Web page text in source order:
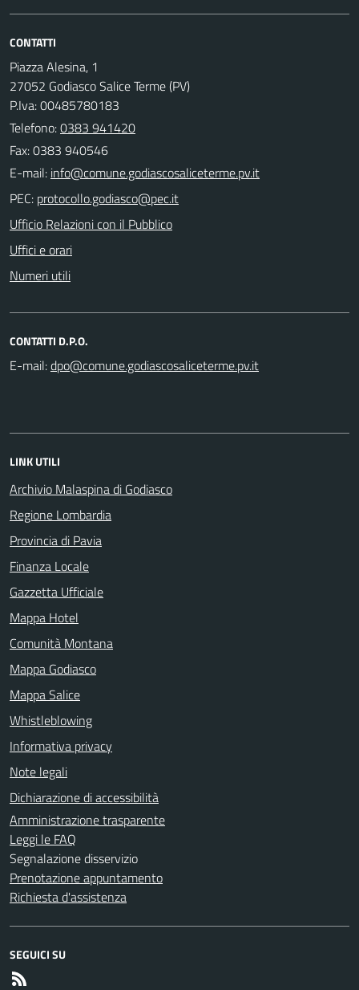
CONTATTI
Piazza Alesina, 1
27052 Godiasco Salice Terme (PV)
P.Iva: 00485780183
Telefono:0383 941420
Fax: 0383 940546
E-mail:
PEC:
Ufficio Relazioni con il Pubblico
Uffici e orari
Numeri utili
CONTATTI D.P.O.
E-mail:
LINK UTILI
Archivio Malaspina di Godiasco
Regione Lombardia
Provincia di Pavia
Finanza Locale
Gazzetta Ufficiale
Mappa Hotel
Comunità Montana
Mappa Godiasco
Mappa Salice
Whistleblowing
Informativa privacy
Note legali
Dichiarazione di accessibilità
Amministrazione trasparente
Leggi le FAQ
Segnalazione disservizio
Prenotazione appuntamento
Richiesta d'assistenza
SEGUICI SU